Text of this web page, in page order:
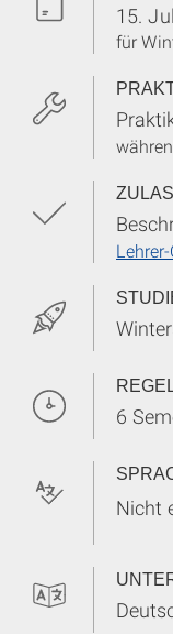
15.
für
6
Nicht